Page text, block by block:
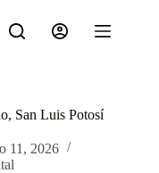
San Luis Potosí
11, 2026